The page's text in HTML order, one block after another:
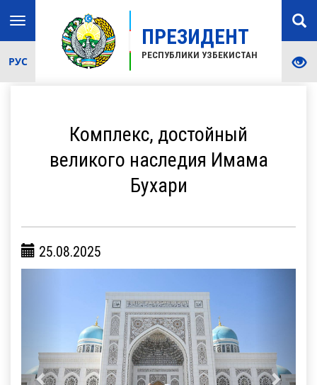
ПРЕЗИДЕНТ
РЕСПУБЛИКИ УЗБЕКИСТАН
Toggle
navigation
РУС
Комплекс, достойный
великого наследия Имама
Бухари
25.08.2025